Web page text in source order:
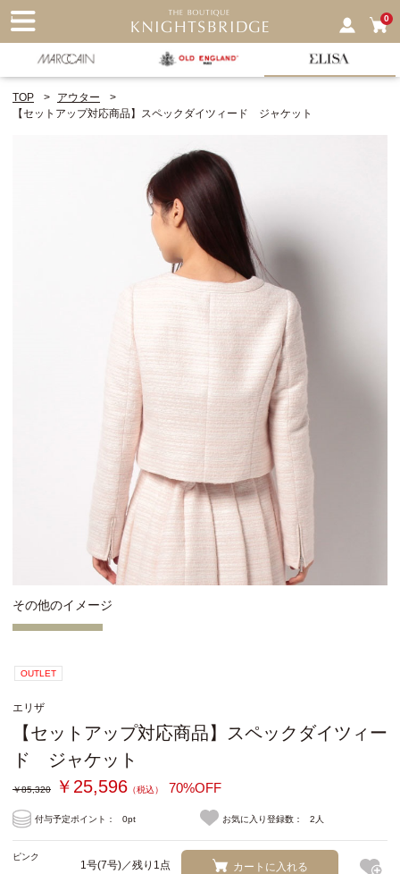
0
TOP
アウター
【セットアップ対応商品】スペックダイツィード ジャケット
その他のイメージ
OUTLET
エリザ
【セットアップ対応商品】スペックダイツィー
ド ジャケット
￥85,320 ￥25,596 （税込） 70%OFF
付与予定ポイント： 0pt お気に入り登録数： 2人
ピンク
1号(7号)／残り1点 カートに入れる